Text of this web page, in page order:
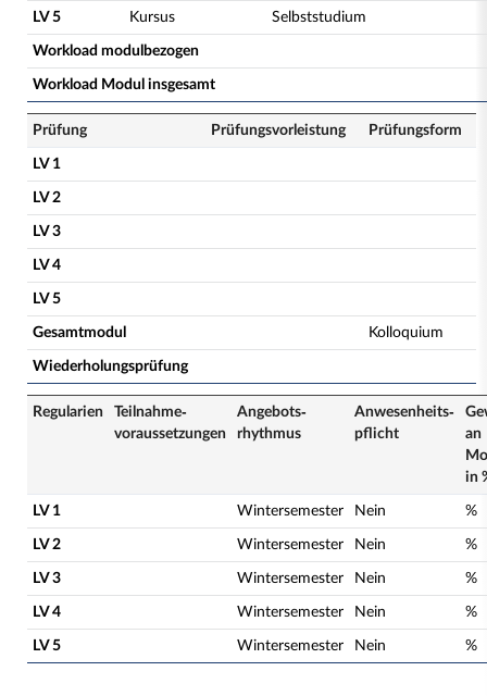
LV 5 Kursus Selbststudium
Workload modulbezogen
Workload Modul insgesamt
Prüfung Prüfungsvorleistung Prüfungsform
LV 1
LV 2
LV 3
LV 4
LV 5
Gesamtmodul Kolloquium
Wiederholungsprüfung
Regularien
Teilnahme­
voraussetzungen
Angebots­
rhythmus
Anwesenheits­
pflicht
an
in
LV 1 Wintersemester Nein %
LV 2 Wintersemester Nein %
LV 3 Wintersemester Nein %
LV 4 Wintersemester Nein %
LV 5 Wintersemester Nein %